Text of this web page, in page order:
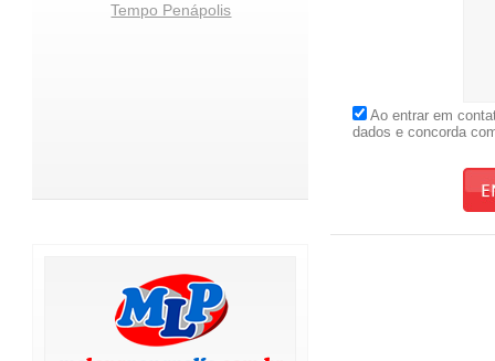
Tempo Penápolis
Ao entrar em
dados e concorda